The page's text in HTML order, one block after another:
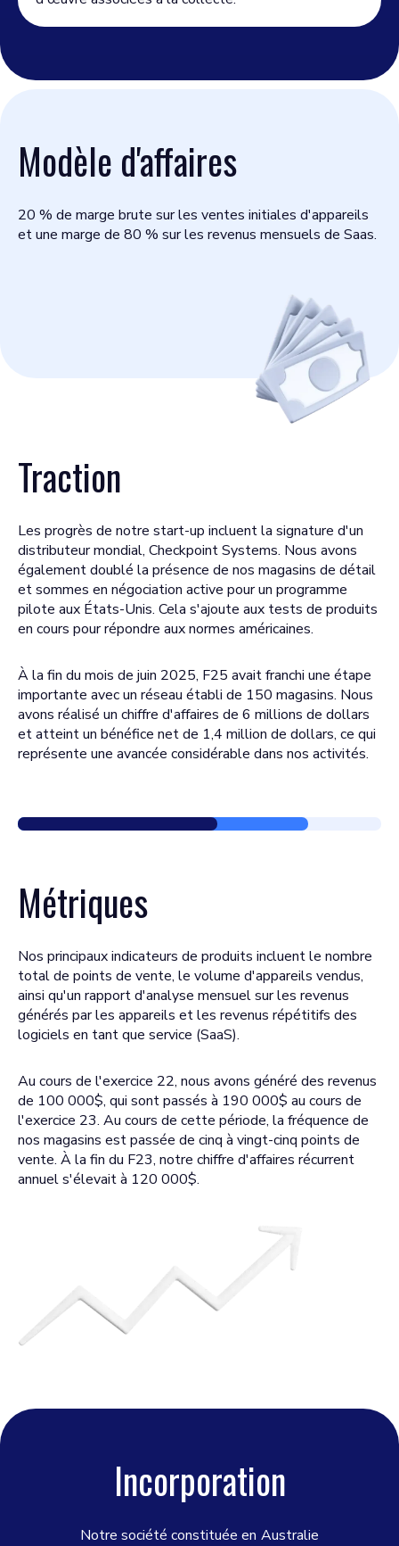
Modèle d'affaires
20 % de marge brute sur les ventes initiales d'appareils
et une marge de 80 % sur les revenus mensuels de Saas.
Traction
Les progrès de notre start-up incluent la signature d'un
distributeur mondial, Checkpoint Systems. Nous avons
également doublé la présence de nos magasins de détail
et sommes en négociation active pour un programme
pilote aux États-Unis. Cela s'ajoute aux tests de produits
en cours pour répondre aux normes américaines.
À la fin du mois de juin 2025, F25 avait franchi une étape
importante avec un réseau établi de 150 magasins. Nous
avons réalisé un chiffre d'affaires de 6 millions de dollars
et atteint un bénéfice net de 1,4 million de dollars, ce qui
représente une avancée considérable dans nos activités.
Métriques
Nos principaux indicateurs de produits incluent le nombre
total de points de vente, le volume d'appareils vendus,
ainsi qu'un rapport d'analyse mensuel sur les revenus
générés par les appareils et les revenus répétitifs des
logiciels en tant que service (SaaS).
Au cours de l'exercice 22, nous avons généré des revenus
de 100 000$, qui sont passés à 190 000$ au cours de
l'exercice 23. Au cours de cette période, la fréquence de
nos magasins est passée de cinq à vingt-cinq points de
vente. À la fin du F23, notre chiffre d'affaires récurrent
annuel s'élevait à 120 000$.
Incorporation
Notre société constituée en Australie